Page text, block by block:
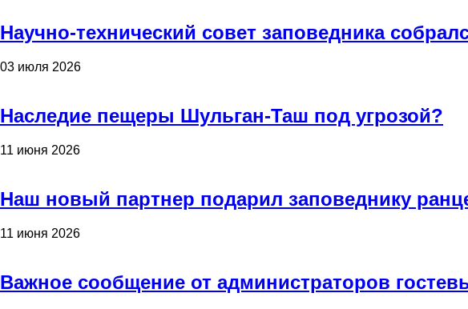
Научно-технический совет заповедника
03 июля 2026
Наследие пещеры Шульган-Таш под угрозой?
11 июня 2026
Наш новый партнер подарил заповеднику
11 июня 2026
Важное сообщение от администраторов